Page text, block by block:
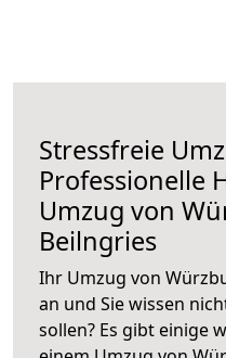
Stressfreie
Professionelle
Umzug von
Beilngries
Ihr Umzug von
an und Sie wissen
sollen? Es gibt einige